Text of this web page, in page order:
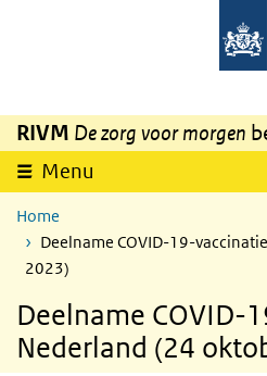
Overslaan en naar de inhoud gaan
RIVM De zorg voor morgen
Menu
Home
Deelname COVID-19-
2023)
Deelname COVID-
Nederland (24